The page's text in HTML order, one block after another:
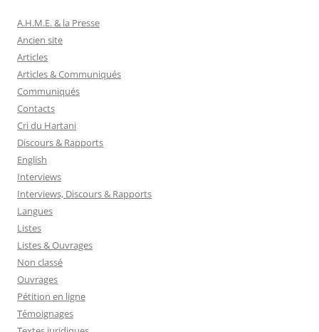
A.H.M.E. & la Presse
Ancien site
Articles
Articles & Communiqués
Communiqués
Contacts
Cri du Hartani
Discours & Rapports
English
Interviews
Interviews, Discours & Rapports
Langues
Listes
Listes & Ouvrages
Non classé
Ouvrages
Pétition en ligne
Témoignages